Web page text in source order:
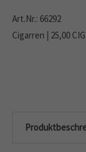
Art.Nr.: 66292
Cigarren | 25,00 CIG